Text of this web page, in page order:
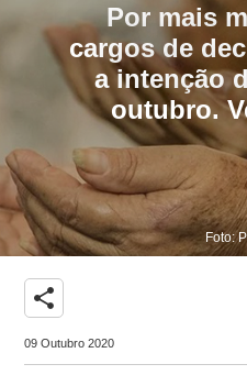
Por mais
cargos de
a intenção
outubro.
Foto:
share
09 Outubro 2020